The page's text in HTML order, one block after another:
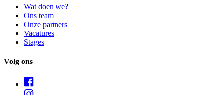
Wat doen we?
Ons team
Onze partners
Vacatures
Stages
Volg ons